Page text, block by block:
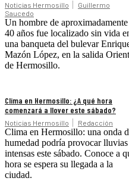
Noticias Hermosillo
Guillermo
Saucedo
Un hombre de aproximadamente
40 años fue localizado sin vida
una banqueta del bulevar
Mazón López, en la salida
de Hermosillo.
Clima en Hermosillo: ¿A qué hora
comenzará a llover este sábado?
Noticias Hermosillo Redacción
Clima en Hermosillo: una onda
humedad podría provocar lluvias
intensas este sábado. Conoce a
hora se espera su llegada a la
ciudad.